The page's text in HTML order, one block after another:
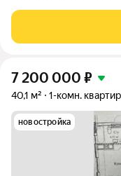
видеонаблюдение
7 200 000 ₽
40,1 м² 1-комн.
новостройка